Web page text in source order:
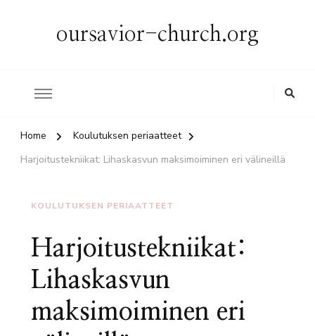
oursavior-church.org
Home
Koulutuksen periaatteet
Harjoitustekniikat: Lihaskasvun maksimoiminen eri välineillä
KOULUTUKSEN PERIAATTEET
Harjoitustekniikat:
Lihaskasvun
maksimoiminen eri